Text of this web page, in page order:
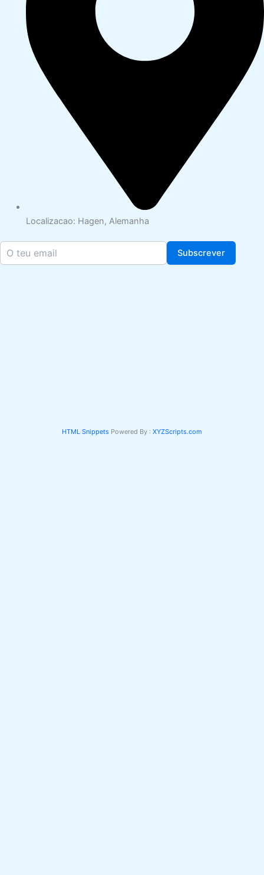
Localizacao: Hagen, Alemanha
Subscrever
HTML Snippets Powered By : XYZScripts.com